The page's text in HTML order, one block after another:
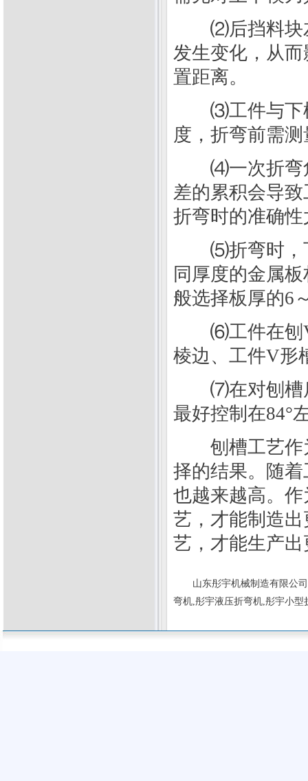
⑵后挡料块左
发生变化，从
置距离。
⑶工件与下模
度，折弯前需
⑷一次折弯角
差的累积会导
折弯时的准确
⑸折弯时，下
同厚度的金属
般选择板厚的6
⑹工件在刨V
棱边、工件V形
⑺在对刨槽后
最好控制在84°
刨槽工艺作为
择的结果。随
也越来越高。
艺，才能制造
艺，才能生产
山东彤宇机械制造有限公司
弯机,彤宇液压折弯机,彤宇小型